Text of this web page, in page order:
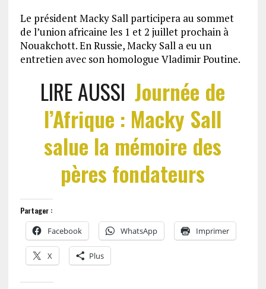
Le président Macky Sall participera au sommet
de l’union africaine les 1 et 2 juillet prochain à
Nouakchott. En Russie, Macky Sall a eu un
entretien avec son homologue Vladimir Poutine.
LIRE AUSSIJournée de
l’Afrique : Macky Sall
salue la mémoire des
pères fondateurs
Partager :
Facebook WhatsApp Imprimer
X Plus